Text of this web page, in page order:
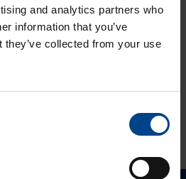
and analytics partners who
information that you’ve
they’ve collected from your use